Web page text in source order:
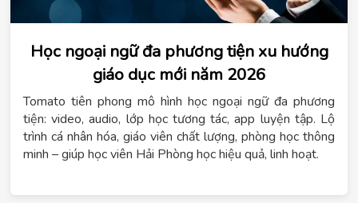
Học ngoại ngữ đa phương tiện xu hướng
giáo dục mới năm 2026
Tomato tiên phong mô hình học ngoại ngữ đa phương
tiện: video, audio, lớp học tương tác, app luyện tập. Lộ
trình cá nhân hóa, giáo viên chất lượng, phòng học thông
minh – giúp học viên Hải Phòng học hiệu quả, linh hoạt.